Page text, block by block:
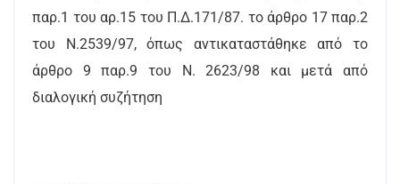
παρ.1 του αρ.15 του Π.Δ.171/87. το άρθρο 17 παρ.2
του Ν.2539/97, όπως αντικαταστάθηκε από το
άρθρο 9 παρ.9 του Ν. 2623/98 και μετά από
διαλογική συζήτηση